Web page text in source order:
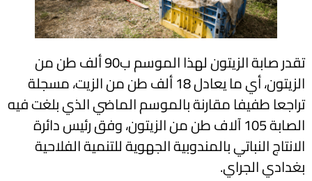
تقدر صابة الزيتون لهذا الموسم ب90 ألف طن من
الزيتون، أي ما يعادل 18 ألف طن من الزيت، مسجلة
تراجعا طفيفا مقارنة بالموسم الماضي الذي بلغت فيه
الصابة 105 آلاف طن من الزيتون، وفق رئيس دائرة
الانتاج النباتي بالمندوبية الجهوية للتنمية الفلاحية
بغدادي الجراي.